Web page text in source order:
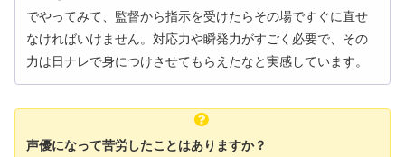
でやってみて、監督から指示を受けたらその場ですぐに直せ
なければいけません。対応力や瞬発力がすごく必要で、その
力は日ナレで身につけさせてもらえたなと実感しています。
声優になって苦労したことはありますか？